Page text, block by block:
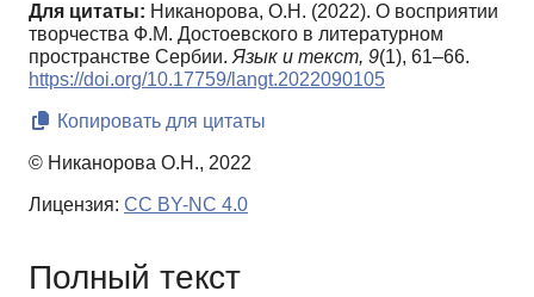
Для цитаты: Никанорова, О.Н. (2022). О восприятии
творчества Ф.М. Достоевского в литературном
пространстве Сербии. Язык и текст, 9(1), 61–66.
https://doi.org/10.17759/langt.2022090105
Копировать для цитаты
© Никанорова О.Н., 2022
Лицензия: CC BY-NC 4.0
Полный текст